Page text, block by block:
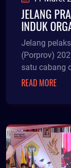
JELANG
INDUK
JUSTRU
Jelang
(Porprov)
satu cabang
READ MORE